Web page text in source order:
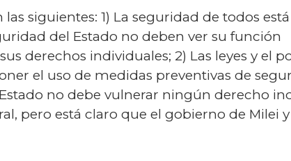
siguientes: 1) La seguridad de todos
del Estado no deben ver su función
derechos individuales; 2) Las leyes y el
el uso de medidas preventivas de
no debe vulnerar ningún derecho
pero está claro que el gobierno de Milei